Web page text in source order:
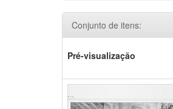
Conjunto de itens:
Pré-visualização